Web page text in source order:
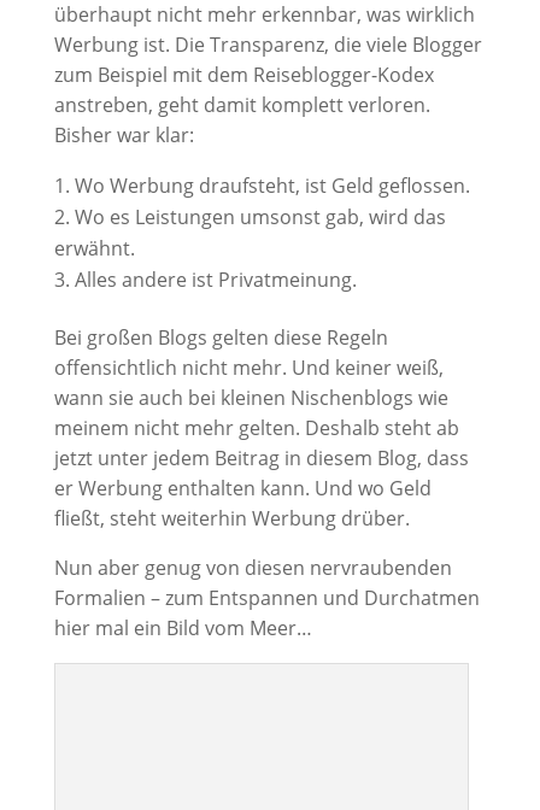
überhaupt nicht mehr erkennbar, was wirklich
Werbung ist. Die Transparenz, die viele Blogger
zum Beispiel mit dem Reiseblogger-Kodex
anstreben, geht damit komplett verloren.
Bisher war klar:
Wo Werbung draufsteht, ist Geld geflossen.
Wo es Leistungen umsonst gab, wird das
erwähnt.
Alles andere ist Privatmeinung.
Bei großen Blogs gelten diese Regeln
offensichtlich nicht mehr. Und keiner weiß,
wann sie auch bei kleinen Nischenblogs wie
meinem nicht mehr gelten. Deshalb steht ab
jetzt unter jedem Beitrag in diesem Blog, dass
er Werbung enthalten kann. Und wo Geld
fließt, steht weiterhin Werbung drüber.
Nun aber genug von diesen nervraubenden
Formalien – zum Entspannen und Durchatmen
hier mal ein Bild vom Meer…